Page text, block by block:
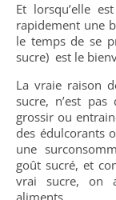
Et lorsqu’elle
rapidement une
le temps de se
sucre) est le
La vraie raison
sucre, n’est
grossir ou
des édulcorants
une
goût sucré, et
vrai sucre, on